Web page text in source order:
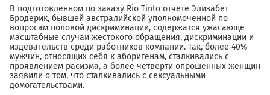
В подготовленном по заказу Rio Tinto отчёте Элизабет
Бродерик, бывшей австралийской уполномоченной по
вопросам половой дискриминации, содержатся ужасающе
масштабные случаи жестокого обращения, дискриминации и
издевательств среди работников компании. Так, более 40%
мужчин, относящих себя к аборигенам, сталкивались с
проявлением расизма, а более четверти опрошенных женщин
заявили о том, что сталкивались с сексуальными
домогательствами.